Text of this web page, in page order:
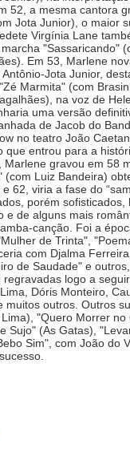
52, a mesma cantora
Jota Junior), o maior
Virgínia Lane
"Sassaricando"
Em 53, Marlene
Jota Junior,
Marmita" (com
na voz de
uma versão
de Jacob do
no teatro João
que entrou para a
Marlene gravou em 58
(com Luiz Bandeira)
62, viria a fase do
porém sofisticados,
e de alguns mais
canção. Foi a
de Trinta",
com Djalma
de Saudade" e
logo a
Dóris Monteiro,
muitos outros. Outros
"Quero Morrer no
Sujo" (As Gatas),
Sim", com João do